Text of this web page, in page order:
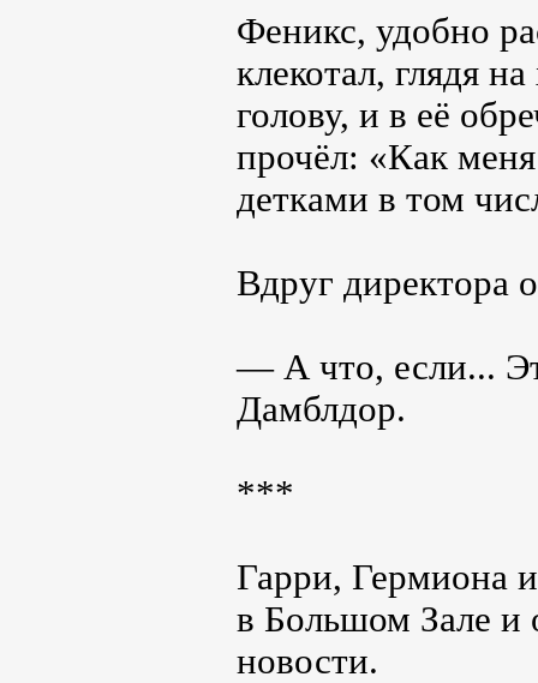
Феникс, удобно
клекотал, глядя
голову, и в её
прочёл: «Как
детками в том
Вдруг директора
— А что, если...
Дамблдор.
***
Гарри, Гермиона
в Большом Зале и
новости.